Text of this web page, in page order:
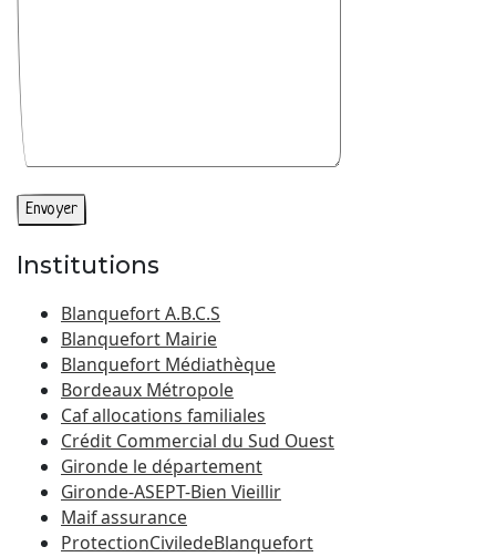
Institutions
Blanquefort A.B.C.S
Blanquefort Mairie
Blanquefort Médiathèque
Bordeaux Métropole
Caf allocations familiales
Crédit Commercial du Sud Ouest
Gironde le département
Gironde-ASEPT-Bien Vieillir
Maif assurance
ProtectionCiviledeBlanquefort